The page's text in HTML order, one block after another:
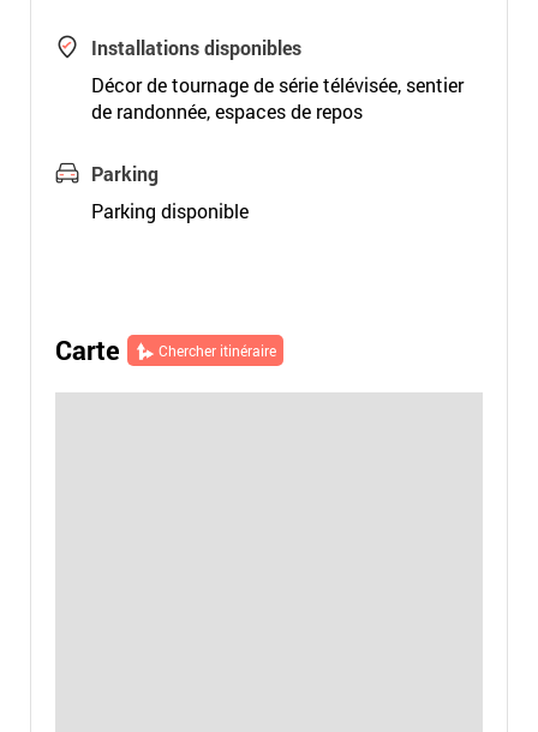
Installations disponibles
Décor de tournage de série télévisée, sentier
de randonnée, espaces de repos
Parking
Parking disponible
Carte Chercher itinéraire